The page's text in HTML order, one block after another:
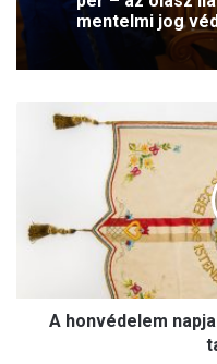
mentelmi jog
A honvédelem